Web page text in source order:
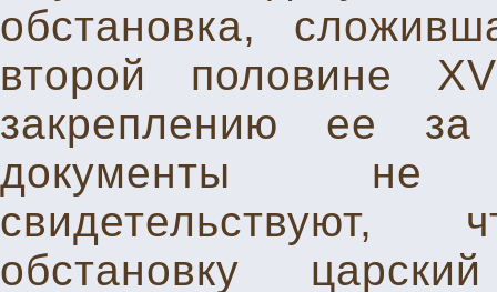
обстановка,
второй половине
закреплению ее
документы не
обстановку